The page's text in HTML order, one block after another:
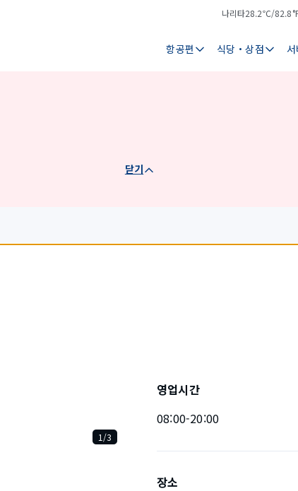
나리타
기
28.2℃/
날
항공편 식당・상점
닫기
1/3
영업시간
08:00-20:00
장소